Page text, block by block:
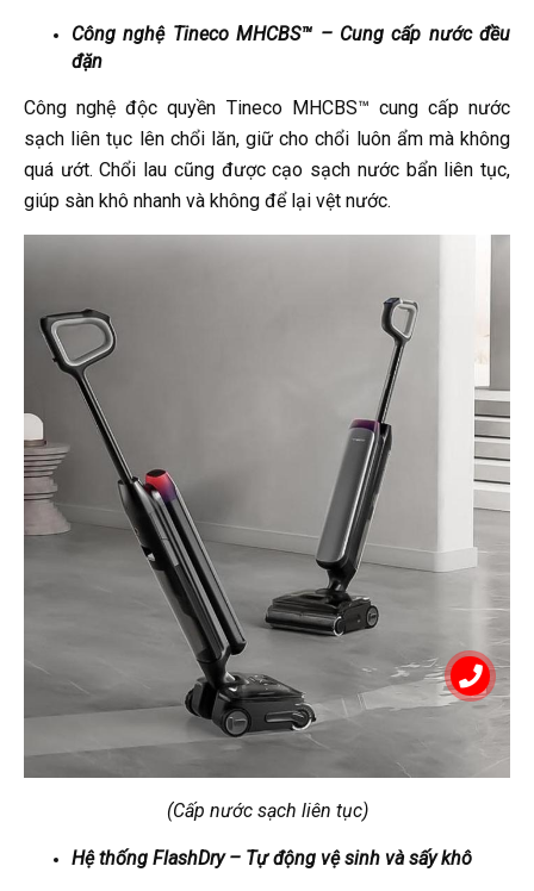
Công nghệ Tineco MHCBS™ – Cung cấp nước đều
đặn
Công nghệ độc quyền Tineco MHCBS™ cung cấp nước
sạch liên tục lên chổi lăn, giữ cho chổi luôn ẩm mà không
quá ướt. Chổi lau cũng được cạo sạch nước bẩn liên tục,
giúp sàn khô nhanh và không để lại vệt nước.
(Cấp nước sạch liên tục)
Hệ thống FlashDry – Tự động vệ sinh và sấy khô